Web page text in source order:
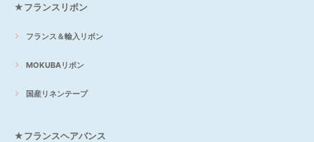
★フランスリボン
フランス＆輸入リボン
MOKUBAリボン
国産リネンテープ
★フランスヘアバンス